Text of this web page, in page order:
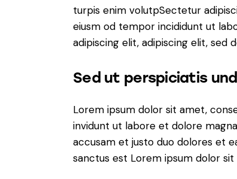
turpis enim volutpSectetur
eiusm od tempor incididunt ut
adipiscing elit, adipiscing elit, sed
Sed ut perspiciatis
Lorem ipsum dolor sit amet,
invidunt ut labore et dolore
accusam et justo duo dolores et
sanctus est Lorem ipsum dolor sit